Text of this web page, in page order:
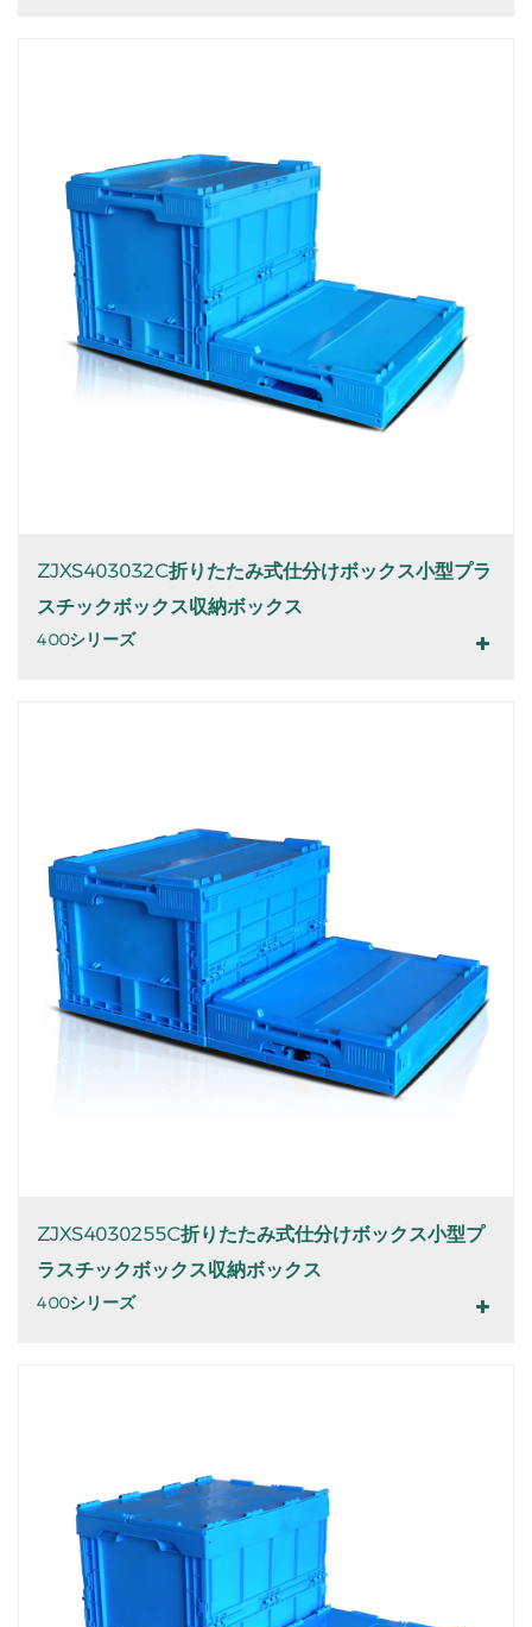
ZJXS403032C折りたたみ式仕分けボックス小型プラ
スチックボックス収納ボックス
400シリーズ
ZJXS4030255C折りたたみ式仕分けボックス小型プ
ラスチックボックス収納ボックス
400シリーズ